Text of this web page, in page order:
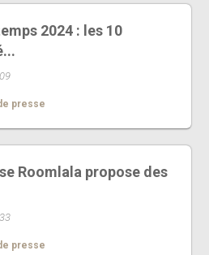
2024 : les 10
presse
Roomlala propose des
presse